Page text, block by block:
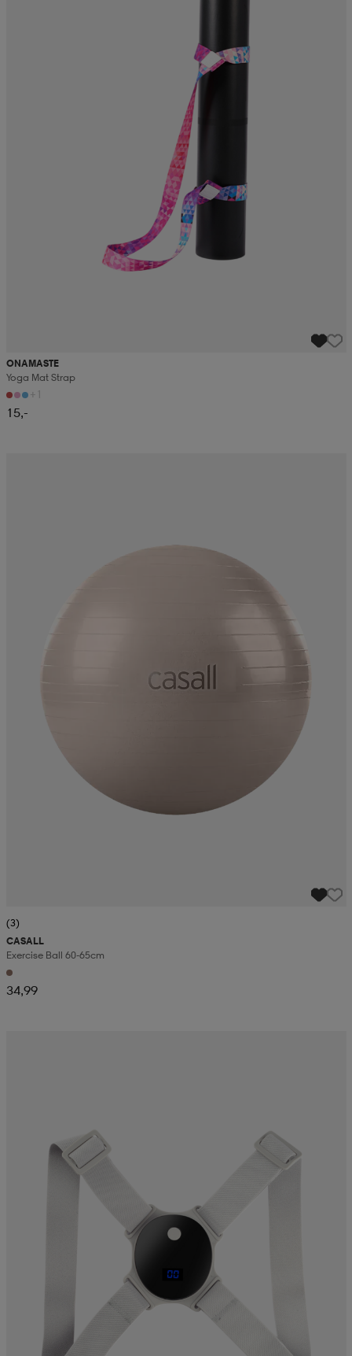
ONAMASTE
Yoga Mat Strap
+1
15,-
(3)
CASALL
Exercise Ball 60-65cm
34,99